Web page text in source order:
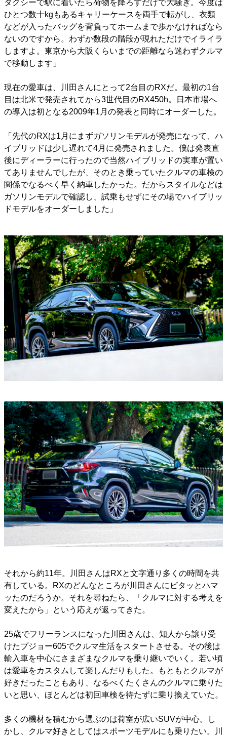
タクシーで駅に着いたら荷物を降ろすだけで大騒ぎ。今度は
ひとつ数十kgもあるキャリーケースを両手で転がし、衣類
などが入ったバッグを背負ってホームまで歩かなければなら
ないのですから。わずか数段の階段が現れただけでイライラ
しますよ。東京から大阪くらいまでの距離なら迷わずクルマ
で移動します」
現在の愛車は、川田さんにとって2台目のRXだ。最初の1台
目は北米で発売されてから3世代目のRX450h。日本市場へ
の導入は初となる2009年1月の発表と同時にオーダーした。
「先代のRXは1月にまずガソリンモデルが発売になって、ハ
イブリッドは少し遅れて4月に発売されました。僕は発表直
後にディーラーに行ったので当然ハイブリッドの実車が置い
てありませんでしたが、そのとき乗っていたクルマの車検の
関係でなるべく早く納車したかった。だからスタイルなどは
ガソリンモデルで確認し、試乗もせずにその場でハイブリッ
ドモデルをオーダーしました」
それから約11年。川田さんはRXと文字通り多くの時間を共
有している。RXのどんなところが川田さんにビタッとハマ
ッたのだろうか。それを尋ねたら、「クルマに対する考えを
変えたから」という応えが返ってきた。
25歳でフリーランスになった川田さんは、知人から譲り受
けたプジョー605でクルマ生活をスタートさせる。その後は
輸入車を中心にさまざまなクルマを乗り継いでいく。若い頃
は愛車をカスタムして楽しんだりもした。もともとクルマが
好きだったこともあり、なるべくたくさんのクルマに乗りた
いと思い、ほとんどは初回車検を待たずに乗り換えていた。
多くの機材を積むから選ぶのは荷室が広いSUVが中心。し
かし、クルマ好きとしてはスポーツモデルにも乗りたい。川